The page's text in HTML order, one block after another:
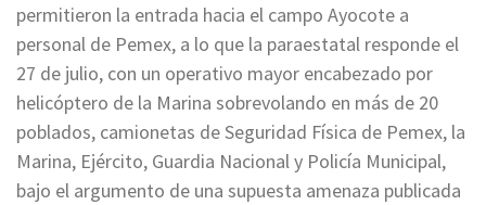
permitieron la entrada hacia el campo Ayocote a
personal de Pemex, a lo que la paraestatal responde el
27 de julio, con un operativo mayor encabezado por
helicóptero de la Marina sobrevolando en más de 20
poblados, camionetas de Seguridad Física de Pemex, la
Marina, Ejército, Guardia Nacional y Policía Municipal,
bajo el argumento de una supuesta amenaza publicada